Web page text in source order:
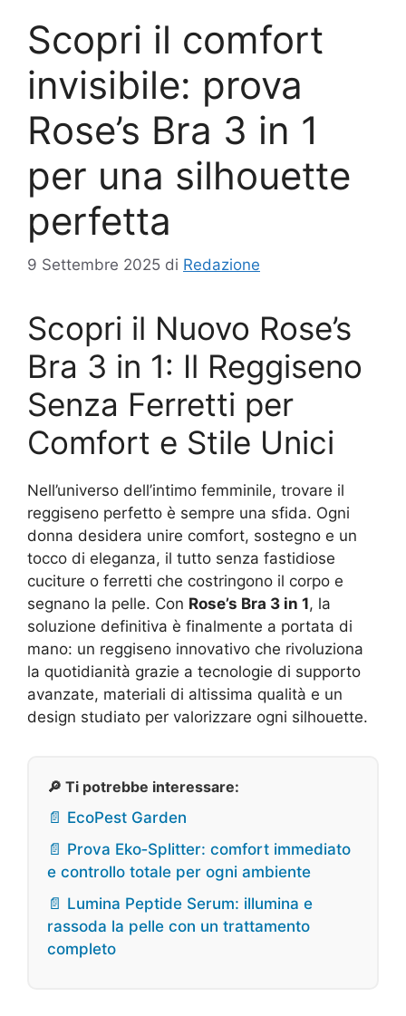
Scopri il comfort
invisibile: prova
Rose’s Bra 3 in 1
per una silhouette
perfetta
9 Settembre 2025 di Redazione
Scopri il Nuovo Rose’s
Bra 3 in 1: Il Reggiseno
Senza Ferretti per
Comfort e Stile Unici
Nell’universo dell’intimo femminile, trovare il
reggiseno perfetto è sempre una sfida. Ogni
donna desidera unire comfort, sostegno e un
tocco di eleganza, il tutto senza fastidiose
cuciture o ferretti che costringono il corpo e
segnano la pelle. Con Rose’s Bra 3 in 1, la
soluzione definitiva è finalmente a portata di
mano: un reggiseno innovativo che rivoluziona
la quotidianità grazie a tecnologie di supporto
avanzate, materiali di altissima qualità e un
design studiato per valorizzare ogni silhouette.
🔎 Ti potrebbe interessare:
📄 EcoPest Garden
📄 Prova Eko‑Splitter: comfort immediato
e controllo totale per ogni ambiente
📄 Lumina Peptide Serum: illumina e
rassoda la pelle con un trattamento
completo